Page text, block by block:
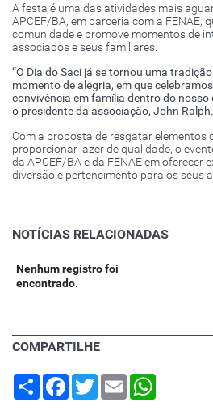
A festa é uma das atividades mais
APCEF/BA, em parceria com a FENAE,
comunidade e promove momentos de
associados e seus familiares.
“O Dia do Saci já se tornou uma
momento de alegria, em que
convivência em família dentro do nosso
o presidente da associação, John Ralph.
Com a proposta de resgatar elementos
proporcionar lazer de qualidade, o
da APCEF/BA e da FENAE em oferecer
diversão e pertencimento para os seus
NOTÍCIAS RELACIONADAS
Nenhum registro foi
encontrado.
COMPARTILHE
Share Facebook
TwitterEmail